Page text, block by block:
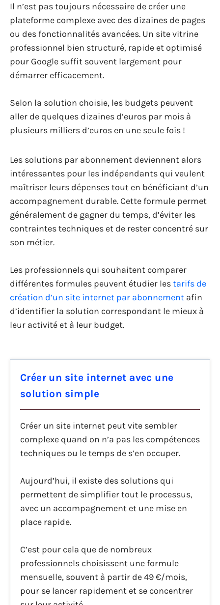
Il n’est pas toujours nécessaire de créer une
plateforme complexe avec des dizaines de pages
ou des fonctionnalités avancées. Un site vitrine
professionnel bien structuré, rapide et optimisé
pour Google suffit souvent largement pour
démarrer efficacement.
Selon la solution choisie, les budgets peuvent
aller de quelques dizaines d’euros par mois à
plusieurs milliers d’euros en une seule fois !
Les solutions par abonnement deviennent alors
intéressantes pour les indépendants qui veulent
maîtriser leurs dépenses tout en bénéficiant d’un
accompagnement durable. Cette formule permet
généralement de gagner du temps, d’éviter les
contraintes techniques et de rester concentré sur
son métier.
Les professionnels qui souhaitent comparer
différentes formules peuvent étudier lestarifs de
création d’un site internet par abonnement afin
d’identifier la solution correspondant le mieux à
leur activité et à leur budget.
Créer un site internet avec une
solution simple
Créer un site internet peut vite sembler
complexe quand on n’a pas les compétences
techniques ou le temps de s’en occuper.
Aujourd’hui, il existe des solutions qui
permettent de simplifier tout le processus,
avec un accompagnement et une mise en
place rapide.
C’est pour cela que de nombreux
professionnels choisissent une formule
mensuelle, souvent à partir de 49 €/mois,
pour se lancer rapidement et se concentrer